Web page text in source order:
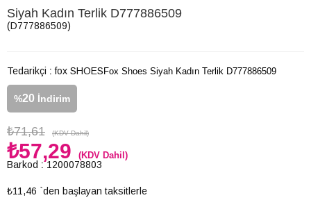
Siyah Kadın Terlik D777886509
(D777886509)
Tedarikçi : fox SHOES
%20 İndirim
₺71,61 (KDV Dahil)
₺57,29 (KDV Dahil)
Barkod : 1200078803
₺11,46 `den başlayan taksitlerle
Fox Shoes Siyah Kadın Terlik D777886509